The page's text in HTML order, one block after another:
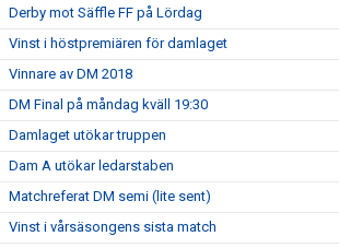
Derby mot Säffle FF på Lördag
Vinst i höstpremiären för damlaget
Vinnare av DM 2018
DM Final på måndag kväll 19:30
Damlaget utökar truppen
Dam A utökar ledarstaben
Matchreferat DM semi (lite sent)
Vinst i vårsäsongens sista match